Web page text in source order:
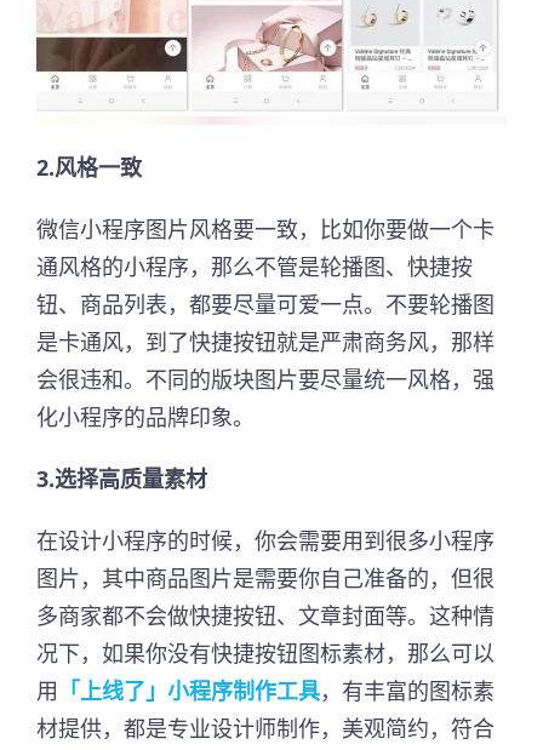
2.风格一致
微信小程序图片风格要一致，比如你要做一个卡
通风格的小程序，那么不管是轮播图、快捷按
钮、商品列表，都要尽量可爱一点。不要轮播图
是卡通风，到了快捷按钮就是严肃商务风，那样
会很违和。不同的版块图片要尽量统一风格，强
化小程序的品牌印象。
3.选择高质量素材
在设计小程序的时候，你会需要用到很多小程序
图片，其中商品图片是需要你自己准备的，但很
多商家都不会做快捷按钮、文章封面等。这种情
况下，如果你没有快捷按钮图标素材，那么可以
用 「上线了」小程序制作工具，有丰富的图标素
材提供，都是专业设计师制作，美观简约，符合